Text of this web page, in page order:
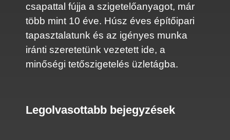
csapattal fújja a szigetelőanyagot, már
több mint 10 éve. Húsz éves építőipari
tapasztalatunk és az igényes munka
iránti szeretetünk vezetett ide, a
minőségi tetőszigetelés üzletágba.
Legolvasottabb bejegyzések